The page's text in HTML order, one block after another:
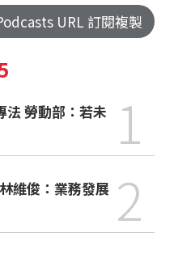
URL 訂閱複製
勞動部：若未
1
維俊：業務發展 2